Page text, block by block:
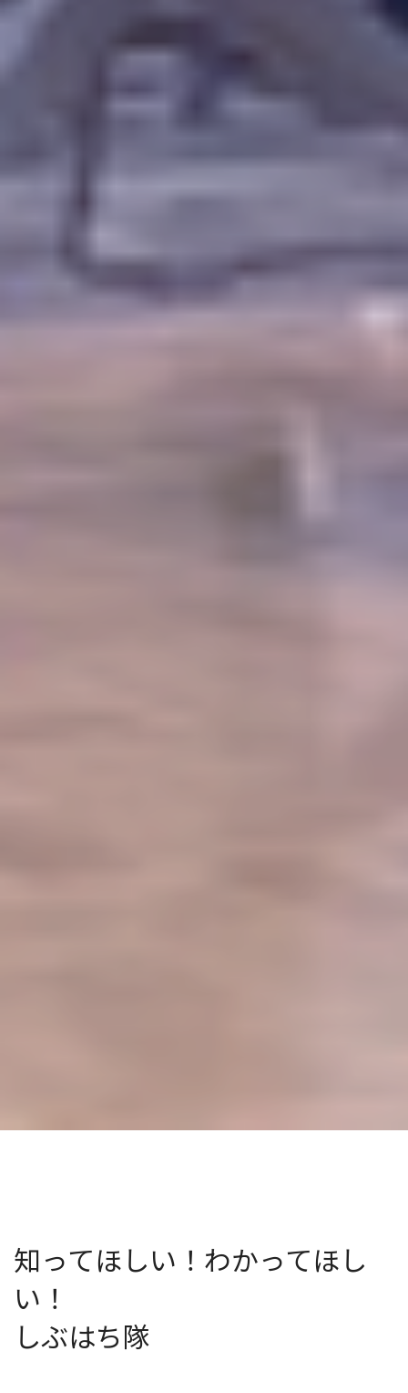
知ってほしい！わかってほし
い！
しぶはち隊